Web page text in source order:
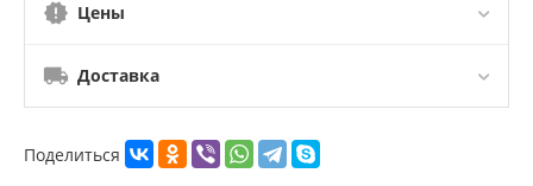
Цены
Доставка
Поделиться